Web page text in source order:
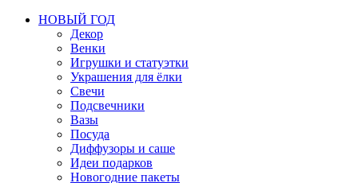
НОВЫЙ ГОД
Декор
Венки
Игрушки и статуэтки
Украшения для ёлки
Свечи
Подсвечники
Вазы
Посуда
Диффузоры и саше
Идеи подарков
Новогодние пакеты